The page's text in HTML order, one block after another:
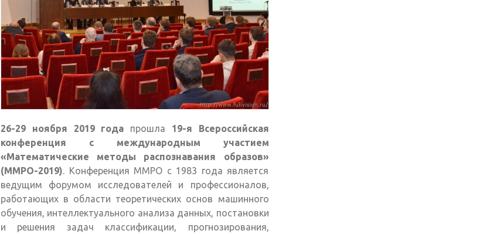
26-29 ноября 2019 года прошла 19-я Всероссийская
конференция с международным участием
«Математические методы распознавания образов»
(ММРО-2019). Конференция ММРО с 1983 года является
ведущим форумом исследователей и профессионалов,
работающих в области теоретических основ машинного
обучения, интеллектуального анализа данных, постановки
и решения задач классификации, прогнозирования,